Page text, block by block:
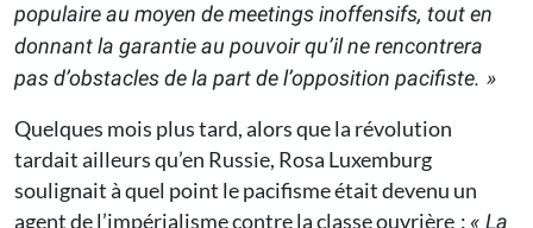
populaire au moyen de meetings inoffensifs, tout en
donnant la garantie au pouvoir qu’il ne rencontrera
pas d’obstacles de la part de l’opposition pacifiste. »
Quelques mois plus tard, alors que la révolution
tardait ailleurs qu’en Russie, Rosa Luxemburg
soulignait à quel point le pacifisme était devenu un
agent de l’impérialisme contre la classe ouvrière : « La